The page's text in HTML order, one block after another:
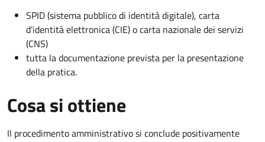
SPID (sistema pubblico di identità digitale), carta
d’identità elettronica (CIE) o carta nazionale dei servizi
(CNS)
tutta la documentazione prevista per la presentazione
della pratica.
Cosa si ottiene
Il procedimento amministrativo si conclude positivamente